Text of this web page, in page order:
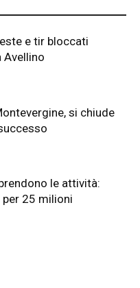
e tir bloccati
Avellino
si chiude
le attività:
25 milioni